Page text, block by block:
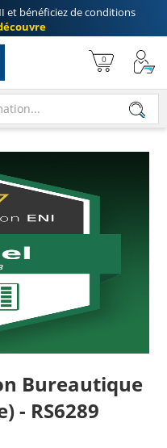
et bénéficiez deconditions
Bureautique
- RS6289